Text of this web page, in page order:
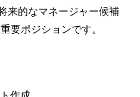
来的なマネージャー候補
要ポジションです。
作成